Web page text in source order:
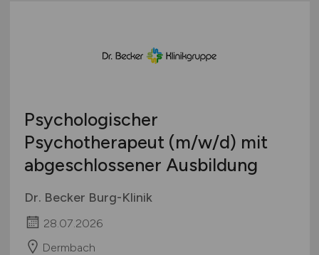
Psychologischer
Psychotherapeut (m/w/d) mit
abgeschlossener Ausbildung
Dr. Becker Burg-Klinik
28.07.2026
Dermbach